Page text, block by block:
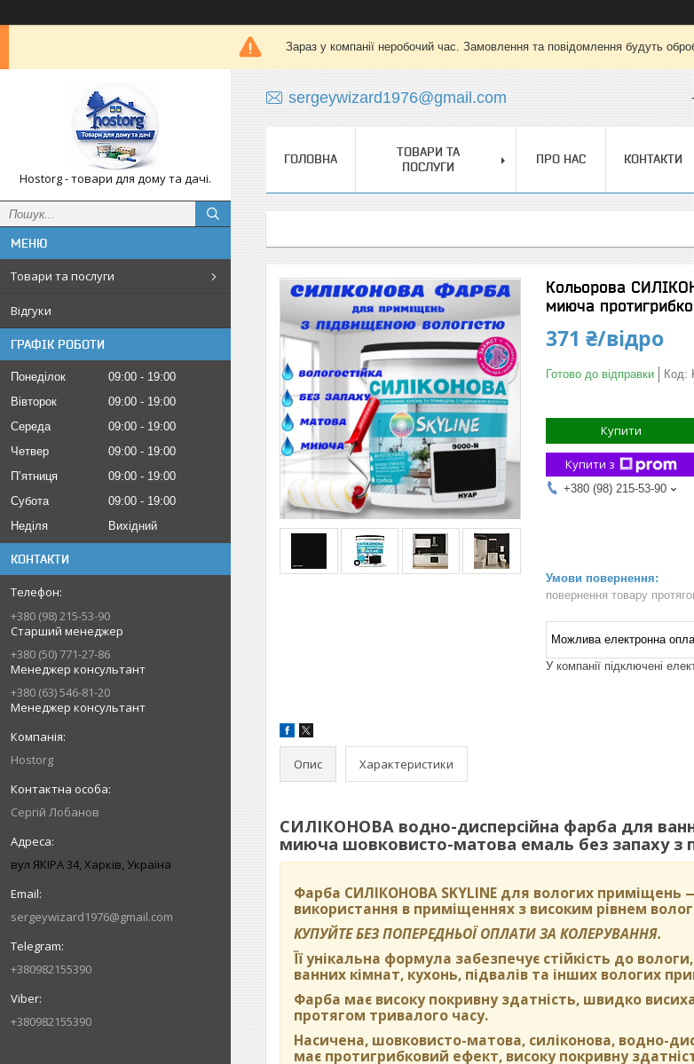
Зараз у компанії неробочий час. Замовлення та повідомлення будуть
Hostorg - товари для дому та дачі.
Товари та послуги
Відгуки
ГРАФІК РОБОТИ
Понеділок 09:00
19:00
Вівторок
09:00
19:00
Середа
09:00
19:00
Четвер
09:00
19:00
Пʼятниця
09:00
19:00
Субота
09:00
19:00
Неділя
Вихідний
КОНТАКТИ
+380 (98) 215-53-90
Старший менеджер
+380 (50) 771-27-86
Менеджер консультант
+380 (63) 546-81-20
Менеджер консультант
Hostorg
Сергій Лобанов
вул ЯКІРА 34, Харків, Україна
sergeywizard1976@gmail.com
+380982155390
+380982155390
sergeywizard1976@gmail.com
ГОЛОВНА
ТОВАРИ ТА
ПОСЛУГИ
ПРО НАС КОНТАКТИ
Кольорова
миюча
371 ₴/відро
Готово до відправки Код:
Купити
Купити з
+380 (98) 215-53-90
повернення товару
У компанії підключені
Опис Характеристики
СИЛІКОНОВА водно-дисперсійна фарба для
миюча шовковисто-матова емаль без запаху з
Фарба СИЛІКОНОВА SKYLINE для вологих приміщень
використання в приміщеннях з високим рівнем
КУПУЙТЕ БЕЗ ПОПЕРЕДНЬОЇ ОПЛАТИ ЗА КОЛЕРУВАННЯ.
Її унікальна формула забезпечує стійкість до
ванних кімнат, кухонь, підвалів та інших вологих
Фарба має високу покривну здатність, швидко
протягом тривалого часу.
Насичена, шовковисто-матова, силіконова, водно-
має протигрибковий ефект, високу покривну